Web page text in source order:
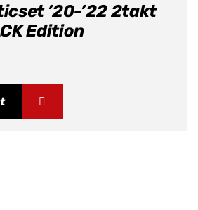
’20-’22 2takt
Edition